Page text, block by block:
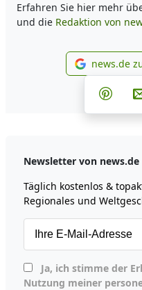
Erfahren Sie hier mehr
und die Redaktion von
news.de
Newsletter von news.de
Täglich kostenlos &
Regionales und
Nutzung meiner